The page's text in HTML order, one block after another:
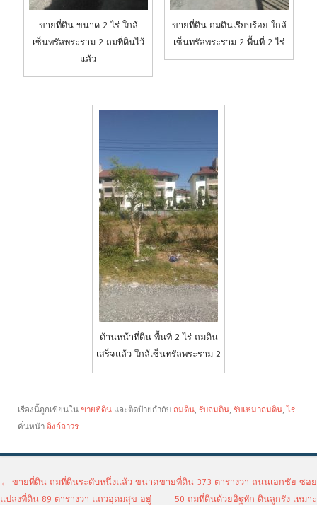
ขายที่ดิน ขนาด 2 ไร่ ใกล้
เซ็นทรัลพระราม 2 ถมที่ดินไว้
แล้ว
ขายที่ดิน ถมดินเรียบร้อย ใกล้
เซ็นทรัลพระราม 2 พื้นที่ 2 ไร่
ด้านหน้าที่ดิน พื้นที่ 2 ไร่ ถมดิน
เสร็จแล้ว ใกล้เซ็นทรัลพระราม 2
เรื่องนี้ถูกเขียนใน ขายที่ดิน และติดป้ายกำกับ ถมดิน รับถมดิน รับเหมาถมดิน ,ไร่
คั่นหน้า ลิงก์ถาวร
เมนูนำทางเรื่อง
← ขายที่ดิน ถมที่ดินระดับหนึ่งแล้ว ขนาด
แปลงที่ดิน 89 ตารางวา แถวอุดมสุข อยู่
ขายที่ดิน 373 ตารางวา ถนนเอกชัย ซอย
50 ถมที่ดินด้วยอิฐหัก ดินลูกรัง เหมาะ